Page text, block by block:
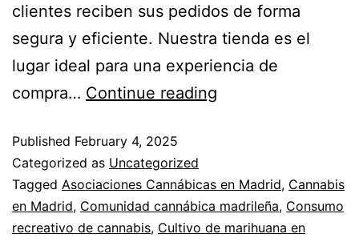
clientes reciben sus pedidos de forma
segura y eficiente. Nuestra tienda es el
lugar ideal para una experiencia de
compra… Continue reading
Published February 4, 2025
Categorized as Uncategorized
Tagged Asociaciones Cannábicas en Madrid, Cannabis
en Madrid, Comunidad cannábica madrileña, Consumo
recreativo de cannabis, Cultivo de marihuana en